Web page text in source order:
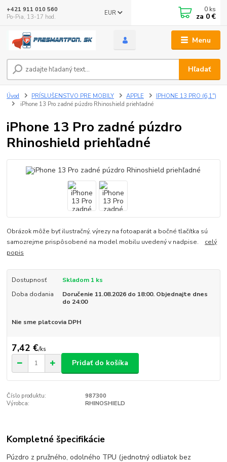
Menu
EUR
Hľadať
+421 911 010 560
Po-Pia, 13-17 hod.
0 ks
za 0 €
Úvod PRÍSLUŠENSTVO PRE MOBILY APPLE
IPHONE 13 PRO (6,1")
iPhone 13 Pro zadné púzdro Rhinoshield priehľadné
iPhone 13 Pro zadné púzdro
Rhinoshield priehľadné
Obrázok môže byť ilustračný, výrezy na fotoaparát a bočné tlačítka sú
samozrejme prispôsobené na model mobilu uvedený v nadpise. celý
popis
Dostupnosť
Skladom 1 ks
Doba dodania
Doručenie 11.08.2026 do 18:00. Objednajte dnes
do 24:00
Nie sme platcovia DPH
7,42 €/ks
Pridať do košíka
Číslo produktu:
987300
Výrobca:
RHINOSHIELD
Kompletné špecifikácie
Púzdro z pružného, ​​odolného TPU (jednotný odliatok bez